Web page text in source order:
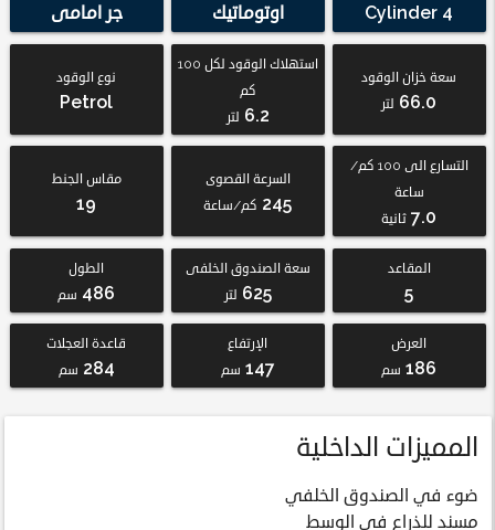
4 Cylinder اوتوماتيك جر امامى
سعة خزان الوقود
66.0 لتر
استهلاك الوقود لكل 100
كم
6.2 لتر
نوع الوقود
Petrol
التسارع الى 100 كم/
ساعة
7.0 ثانية
السرعة القصوى
245 كم/ساعة
مقاس الجنط
19
المقاعد
5
سعة الصندوق الخلفى
625 لتر
الطول
486 سم
العرض
186 سم
الإرتفاع
147 سم
قاعدة العجلات
284 سم
المميزات الداخلية
ضوء في الصندوق الخلفي
مسند للذراع في الوسط